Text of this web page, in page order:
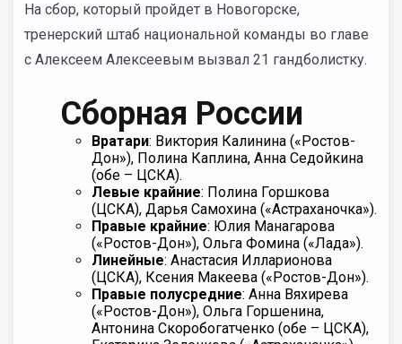
На сбор, который пройдет в Новогорске,
тренерский штаб национальной команды во главе
с Алексеем Алексеевым вызвал 21 гандболистку.
Сборная России
Вратари: Виктория Калинина («Ростов-
Дон»), Полина Каплина, Анна Седойкина
(обе – ЦСКА).
Левые крайние: Полина Горшкова
(ЦСКА), Дарья Самохина («Астраханочка»).
Правые крайние: Юлия Манагарова
(«Ростов-Дон»), Ольга Фомина («Лада»).
Линейные: Анастасия Илларионова
(ЦСКА), Ксения Макеева («Ростов-Дон»).
Правые полусредние: Анна Вяхирева
(«Ростов-Дон»), Ольга Горшенина,
Антонина Скоробогатченко (обе – ЦСКА),